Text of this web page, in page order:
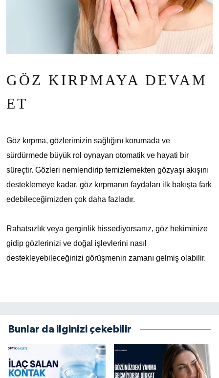
GÖZ KIRPMAYA DEVAM
ET
Göz kırpma, gözlerimizin sağlığını korumada ve
sürdürmede büyük rol oynayan otomatik ve hayati bir
süreçtir. Gözleri nemlendirip temizlemekten gözyaşı akışını
desteklemeye kadar, göz kırpmanın faydaları ilk bakışta fark
edebileceğimizden çok daha fazladır.
Rahatsızlık veya gerginlik hissediyorsanız, göz hekiminize
gidip gözlerinizi ve doğal işlevlerini nasıl
destekleyebileceğinizi görüşmenin zamanı gelmiş olabilir.
Bunlar da ilginizi çekebilir